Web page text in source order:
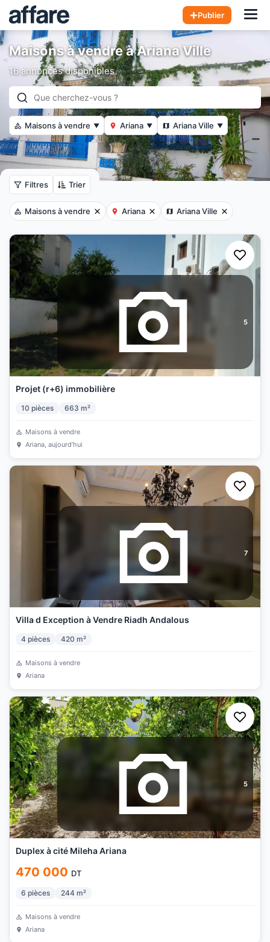
Publier
Maisons à vendre à Ariana Ville
16 annonces disponibles
Maisons à vendre ▼ Ariana ▼ Ariana Ville ▼
Filtres Trier
Maisons à vendre Ariana Ariana Ville
5
Projet (r+6) immobilière
10 pièces 663 m²
Maisons à vendre
Ariana, aujourd’hui
7
Villa d Exception à Vendre Riadh Andalous
4 pièces 420 m²
Maisons à vendre
Ariana
5
Duplex à cité Mileha Ariana
470 000 DT
6 pièces 244 m²
Maisons à vendre
Ariana